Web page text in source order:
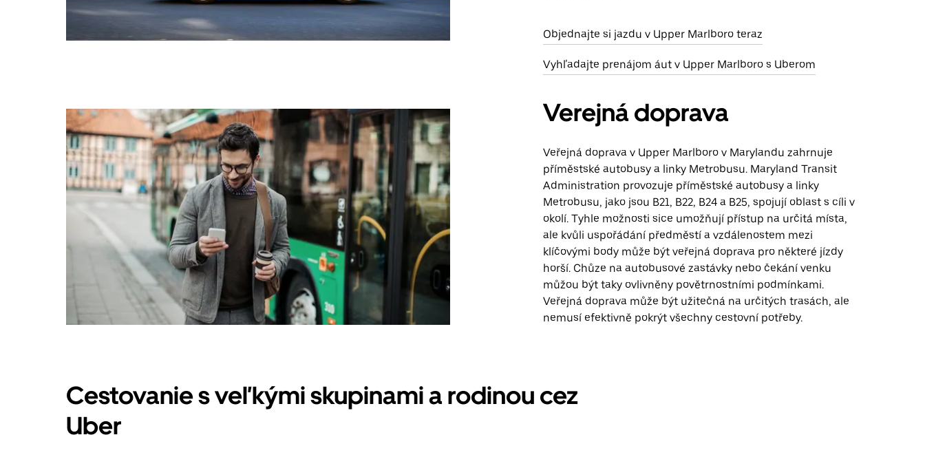
Objednajte si jazdu v Upper Marlboro teraz
Vyhľadajte prenájom áut v Upper Marlboro s Uberom
Verejná doprava
Veřejná doprava v Upper Marlboro v Marylandu zahrnuje
příměstské autobusy a linky Metrobusu. Maryland Transit
Administration provozuje příměstské autobusy a linky
Metrobusu, jako jsou B21, B22, B24 a B25, spojují oblast s cíli v
okolí. Tyhle možnosti sice umožňují přístup na určitá místa,
ale kvůli uspořádání předměstí a vzdálenostem mezi
klíčovými body může být veřejná doprava pro některé jízdy
horší. Chůze na autobusové zastávky nebo čekání venku
můžou být taky ovlivněny povětrnostními podmínkami.
Veřejná doprava může být užitečná na určitých trasách, ale
nemusí efektivně pokrýt všechny cestovní potřeby.
Cestovanie s veľkými skupinami a rodinou cez
Uber